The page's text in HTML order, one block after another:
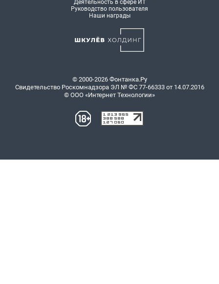
Деятельность в сфере ИТ
Руководство пользователя
Наши награды
© 2000-2026 Фонтанка.Ру
Свидетельство Роскомнадзора ЭЛ № ФС 77-66333 от 14.07.2016
© ООО «Интернет Технологии»